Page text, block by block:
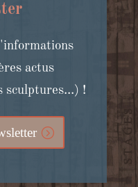
actus
sculptures...) !